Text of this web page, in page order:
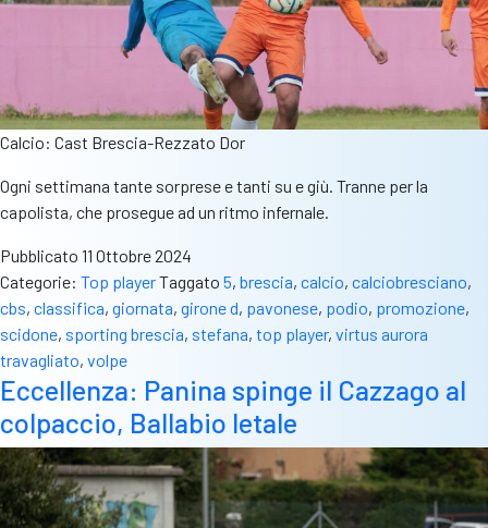
Calcio: Cast Brescia-Rezzato Dor
Ogni settimana tante sorprese e tanti su e giù. Tranne per la
capolista, che prosegue ad un ritmo infernale.
Pubblicato 11 Ottobre 2024
Categorie: Top playerTaggato 5, brescia, calcio, calciobresciano,
cbs, classifica, giornata, girone d, pavonese, podio, promozione,
scidone, sporting brescia, stefana, top player, virtus aurora
travagliato, volpe
Eccellenza: Panina spinge il Cazzago al
colpaccio, Ballabio letale